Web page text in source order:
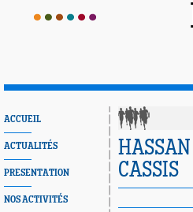
ACCUEIL
ACTUALITÉS
PRESENTATION
NOS ACTIVITÉS
CASSIS